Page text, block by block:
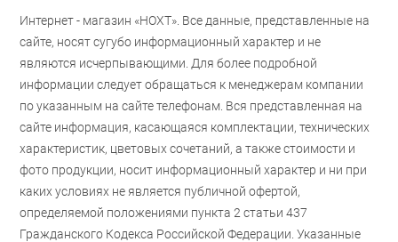
Интернет - магазин «НОХТ». Все данные, представленные на
сайте, носят сугубо информационный характер и не
являются исчерпывающими. Для более подробной
информации следует обращаться к менеджерам компании
по указанным на сайте телефонам. Вся представленная на
сайте информация, касающаяся комплектации, технических
характеристик, цветовых сочетаний, а также стоимости и
фото продукции, носит информационный характер и ни при
каких условиях не является публичной офертой,
определяемой положениями пункта 2 статьи 437
Гражданского Кодекса Российской Федерации. Указанные